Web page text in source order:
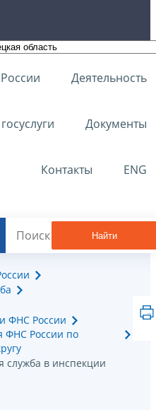
Деятельность
Документы
Контакты ENG
Найти
ФНС России
ФНС России по
служба в инспекции